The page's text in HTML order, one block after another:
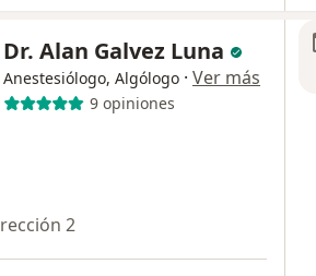
Dr. Alan Galvez Luna
Anestesiólogo, Algólogo · Ver más
9 opiniones
2